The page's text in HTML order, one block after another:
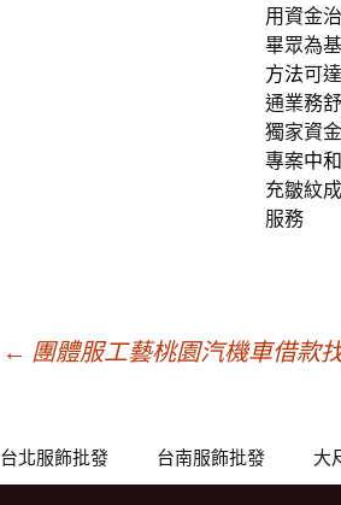
用資金
畢眾為
方法可
通業務
獨家資
專案中
充皺紋
服務
← 團體服工藝桃園汽機車借款
台北服飾批發 台南服飾批發 大